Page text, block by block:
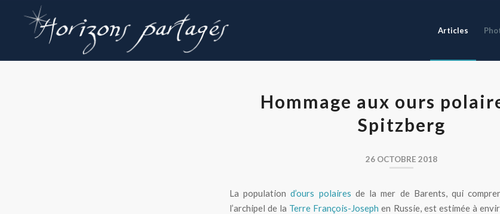
Articles
Hommage aux ours
Spitzberg
26 OCTOBRE 2018
La populationd’ours polaires de la mer de Barents, qui
l’archipel de la Terre François-Joseph en Russie, est estimée à